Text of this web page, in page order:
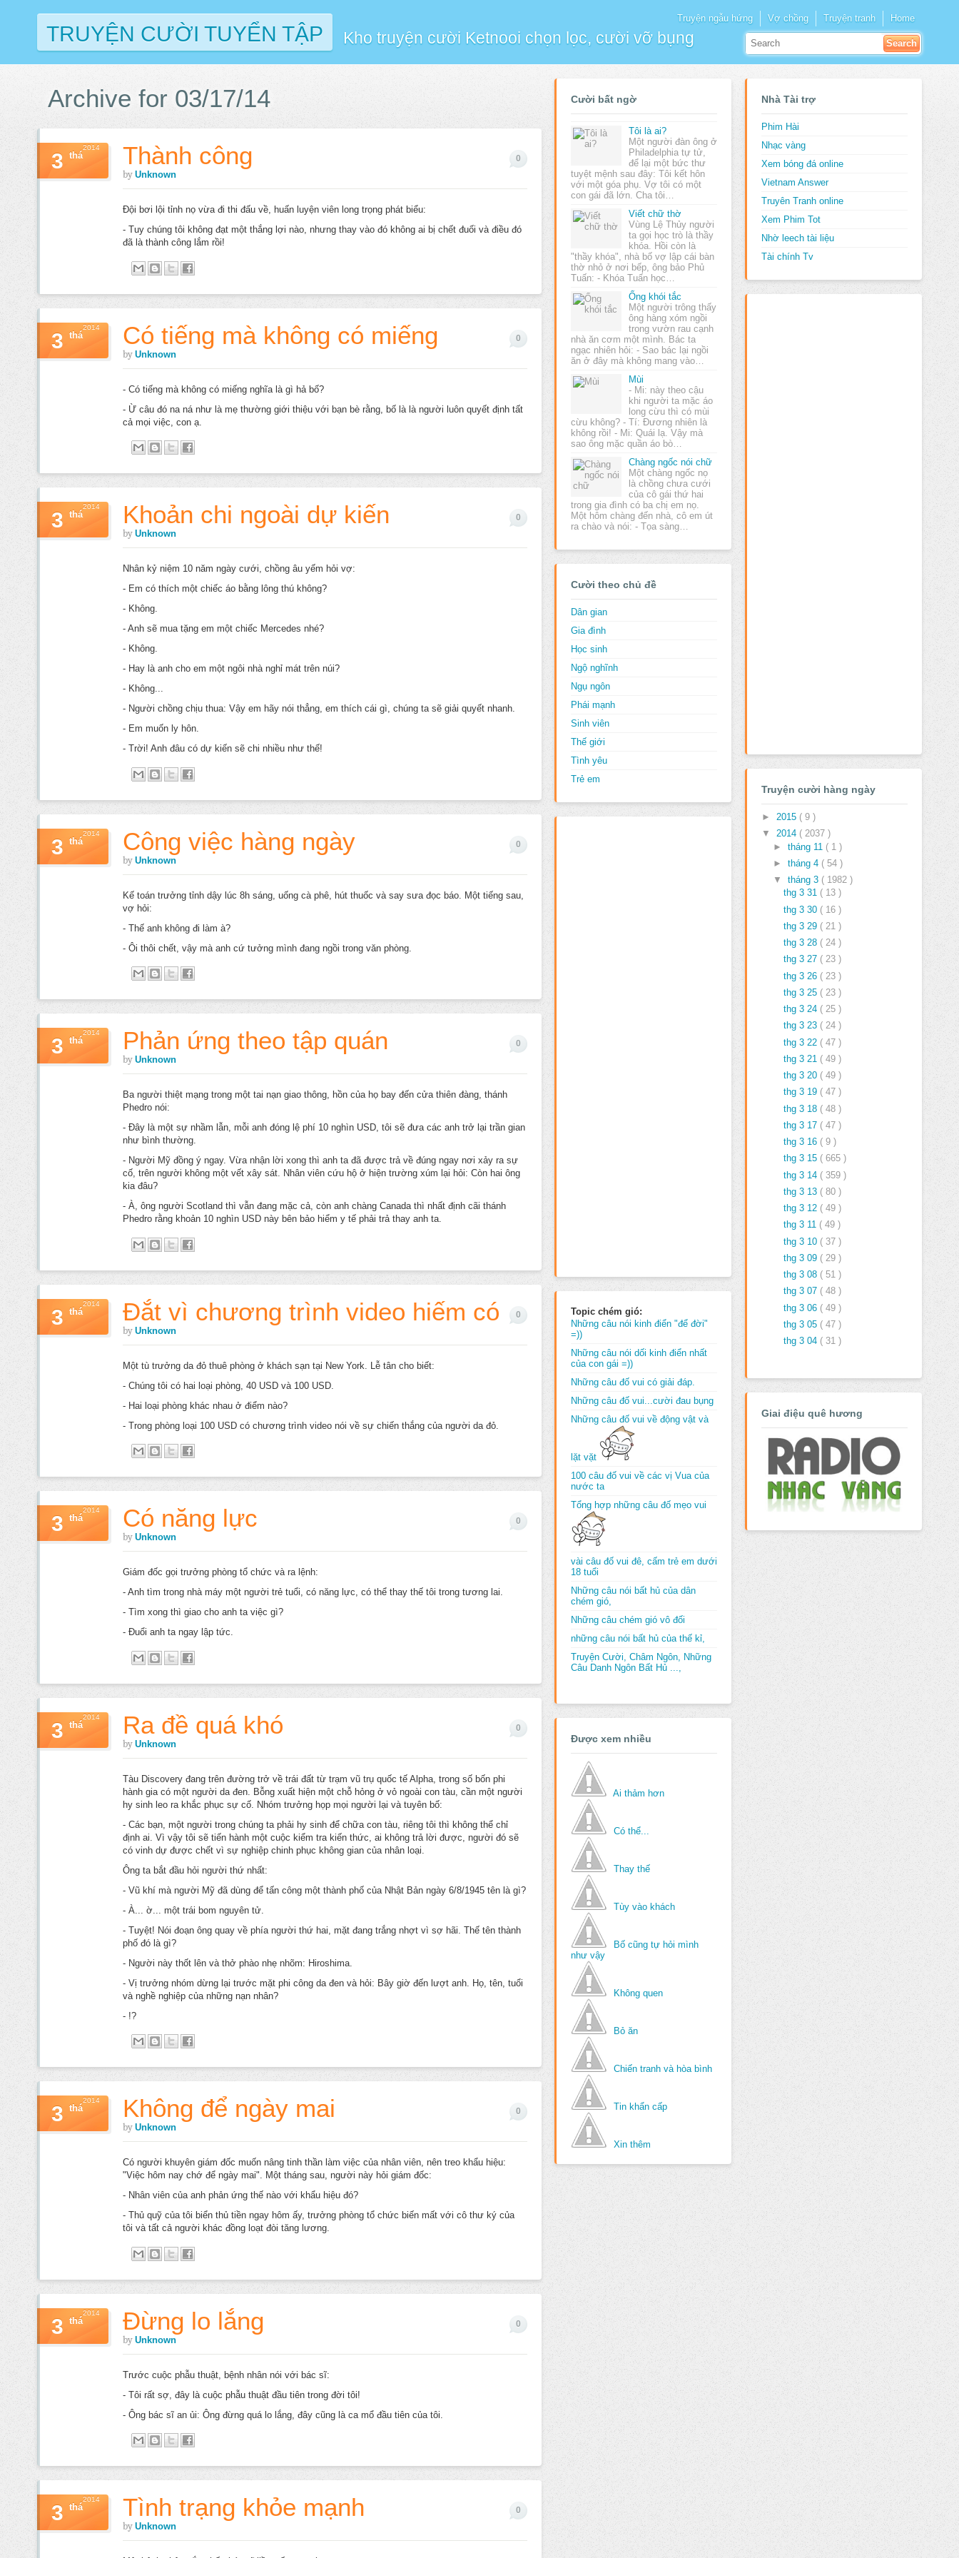
TRUYỆN CƯỜI TUYỂN TẬP Kho truyện cười Ketnooi chọn lọc, cười vỡ bụng
Truyện ngẫu hứng Vợ chồng Truyện tranh Home
Archive for 03/17/14
Thành công
by Unknown
3 thá
2014
0
Đội bơi lội tỉnh nọ vừa đi thi đấu về, huấn luyện viên long trọng phát biểu:
- Tuy chúng tôi không đạt một thắng lợi nào, nhưng thay vào đó không ai bị chết đuối và điều đó
đã là thành công lắm rồi!
Có tiếng mà không có miếng
by Unknown
3 thá
2014
0
- Có tiếng mà không có miếng nghĩa là gì hả bố?
- Ừ câu đó na ná như là mẹ thường giới thiệu với bạn bè rằng, bố là là người luôn quyết định tất
cả mọi việc, con ạ.
Khoản chi ngoài dự kiến
by Unknown
3 thá
2014
0
Nhân kỷ niệm 10 năm ngày cưới, chồng âu yếm hỏi vợ:
- Em có thích một chiếc áo bằng lông thú không?
- Không.
- Anh sẽ mua tặng em một chiếc Mercedes nhé?
- Không.
- Hay là anh cho em một ngôi nhà nghỉ mát trên núi?
- Không...
- Người chồng chịu thua: Vậy em hãy nói thẳng, em thích cái gì, chúng ta sẽ giải quyết nhanh.
- Em muốn ly hôn.
- Trời! Anh đâu có dự kiến sẽ chi nhiều như thế!
Công việc hàng ngày
by Unknown
3 thá
2014
0
Kế toán trưởng tỉnh dậy lúc 8h sáng, uống cà phê, hút thuốc và say sưa đọc báo. Một tiếng sau,
vợ hỏi:
- Thế anh không đi làm à?
- Ôi thôi chết, vậy mà anh cứ tưởng mình đang ngồi trong văn phòng.
Phản ứng theo tập quán
by Unknown
3 thá
2014
0
Ba người thiệt mạng trong một tai nạn giao thông, hồn của họ bay đến cửa thiên đàng, thánh
Phedro nói:
- Đây là một sự nhầm lẫn, mỗi anh đóng lệ phí 10 nghìn USD, tôi sẽ đưa các anh trở lại trần gian
như bình thường.
- Người Mỹ đồng ý ngay. Vừa nhận lời xong thì anh ta đã được trả về đúng ngay nơi xảy ra sự
cố, trên người không một vết xây sát. Nhân viên cứu hộ ở hiện trường xúm lại hỏi: Còn hai ông
kia đâu?
- À, ông người Scotland thì vẫn đang mặc cả, còn anh chàng Canada thì nhất định cãi thánh
Phedro rằng khoản 10 nghìn USD này bên bảo hiểm y tế phải trả thay anh ta.
Đắt vì chương trình video hiếm có
by Unknown
3 thá
2014
0
Một tù trưởng da đỏ thuê phòng ở khách sạn tại New York. Lễ tân cho biết:
- Chúng tôi có hai loại phòng, 40 USD và 100 USD.
- Hai loại phòng khác nhau ở điểm nào?
- Trong phòng loại 100 USD có chương trình video nói về sự chiến thắng của người da đỏ.
Có năng lực
by Unknown
3 thá
2014
0
Giám đốc gọi trưởng phòng tổ chức và ra lệnh:
- Anh tìm trong nhà máy một người trẻ tuổi, có năng lực, có thể thay thế tôi trong tương lai.
- Tìm xong thì giao cho anh ta việc gì?
- Đuổi anh ta ngay lập tức.
Ra đề quá khó
by Unknown
3 thá
2014
0
Tàu Discovery đang trên đường trở về trái đất từ trạm vũ trụ quốc tế Alpha, trong số bốn phi
hành gia có một người da đen. Bỗng xuất hiện một chỗ hỏng ở vỏ ngoài con tàu, cần một người
hy sinh leo ra khắc phục sự cố. Nhóm trưởng họp mọi người lại và tuyên bố:
- Các bạn, một người trong chúng ta phải hy sinh để chữa con tàu, riêng tôi thì không thể chỉ
định ai. Vì vậy tôi sẽ tiến hành một cuộc kiểm tra kiến thức, ai không trả lời được, người đó sẽ
có vinh dự được chết vì sự nghiệp chinh phục không gian của nhân loại.
Ông ta bắt đầu hỏi người thứ nhất:
- Vũ khí mà người Mỹ đã dùng để tấn công một thành phố của Nhật Bản ngày 6/8/1945 tên là gì?
- À... ờ... một trái bom nguyên tử.
- Tuyệt! Nói đoạn ông quay về phía người thứ hai, mặt đang trắng nhợt vì sợ hãi. Thế tên thành
phố đó là gì?
- Người này thốt lên và thở phào nhẹ nhõm: Hiroshima.
- Vị trưởng nhóm dừng lại trước mặt phi công da đen và hỏi: Bây giờ đến lượt anh. Họ, tên, tuổi
và nghề nghiệp của những nạn nhân?
- !?
Không để ngày mai
by Unknown
3 thá
2014
0
Có người khuyên giám đốc muốn nâng tinh thần làm việc của nhân viên, nên treo khẩu hiệu:
"Việc hôm nay chớ để ngày mai". Một tháng sau, người này hỏi giám đốc:
- Nhân viên của anh phản ứng thế nào với khẩu hiệu đó?
- Thủ quỹ của tôi biển thủ tiền ngay hôm ấy, trưởng phòng tổ chức biến mất với cô thư ký của
tôi và tất cả người khác đồng loạt đòi tăng lương.
Đừng lo lắng
by Unknown
3 thá
2014
0
Trước cuộc phẫu thuật, bệnh nhân nói với bác sĩ:
- Tôi rất sợ, đây là cuộc phẫu thuật đầu tiên trong đời tôi!
- Ông bác sĩ an ủi: Ông đừng quá lo lắng, đây cũng là ca mổ đầu tiên của tôi.
Tình trạng khỏe mạnh
by Unknown
3 thá
2014
0
Cười bất ngờ
Tôi là ai?
Một người đàn ông ở
Philadelphia tự tử,
để lại một bức thư
tuyệt mệnh sau đây: Tôi kết hôn
với một góa phụ. Vợ tôi có một
con gái đã lớn. Cha tôi…
Viết chữ thờ
Vùng Lệ Thủy người
ta gọi học trò là thầy
khóa. Hồi còn là
"thầy khóa", nhà bố vợ lập cái bàn
thờ nhỏ ở nơi bếp, ông bảo Phủ
Tuấn: - Khóa Tuấn học…
Ống khói tắc
Một người trông thấy
ông hàng xóm ngồi
trong vườn rau cạnh
nhà ăn cơm một mình. Bác ta
ngạc nhiên hỏi: - Sao bác lại ngồi
ăn ở đây mà không mang vào…
Mùi
- Mi: này theo cậu
khi người ta mặc áo
long cừu thì có mùi
cừu không? - Tí: Đương nhiên là
không rồi! - Mi: Quái lạ. Vậy mà
sao ông mặc quần áo bò…
Chàng ngốc nói chữ
Một chàng ngốc nọ
là chồng chưa cưới
của cô gái thứ hai
trong gia đình có ba chị em nọ.
Một hôm chàng đến nhà, cô em út
ra chào và nói: - Tọa sàng…
Cười theo chủ đề
Dân gian
Gia đình
Học sinh
Ngộ nghĩnh
Ngụ ngôn
Phái mạnh
Sinh viên
Thế giới
Tình yêu
Trẻ em
Topic chém gió:
Những câu nói kinh điển "để đời"
=))
Những câu nói dối kinh điển nhất
của con gái =))
Những câu đố vui có giải đáp.
Những câu đố vui...cười đau bụng
Những câu đố vui về động vật và
lặt vặt
100 câu đố vui về các vị Vua của
nước ta
Tổng hợp những câu đố mẹo vui
vài câu đố vui đê, cấm trẻ em dưới
18 tuổi
Những câu nói bất hủ của dân
chém gió,
Những câu chém gió vô đối
những câu nói bất hủ của thế kỉ,
Truyện Cười, Châm Ngôn, Những
Câu Danh Ngôn Bất Hủ ...,
Được xem nhiều
Ai thảm hơn
Có thể...
Thay thế
Tùy vào khách
Bố cũng tự hỏi mình
như vậy
Không quen
Bỏ ăn
Chiến tranh và hòa bình
Tin khẩn cấp
Xin thêm
Nhà Tài trợ
Phim Hài
Nhạc vàng
Xem bóng đá online
Vietnam Answer
Truyên Tranh online
Xem Phim Tot
Nhờ leech tài liệu
Tài chính Tv
Truyện cười hàng ngày
► 2015 ( 9 )
▼ 2014 ( 2037 )
► tháng 11 ( 1 )
► tháng 4 ( 54 )
▼ tháng 3 ( 1982 )
thg 3 31 ( 13 )
thg 3 30 ( 16 )
thg 3 29 ( 21 )
thg 3 28 ( 24 )
thg 3 27 ( 23 )
thg 3 26 ( 23 )
thg 3 25 ( 23 )
thg 3 24 ( 25 )
thg 3 23 ( 24 )
thg 3 22 ( 47 )
thg 3 21 ( 49 )
thg 3 20 ( 49 )
thg 3 19 ( 47 )
thg 3 18 ( 48 )
thg 3 17 ( 47 )
thg 3 16 ( 9 )
thg 3 15 ( 665 )
thg 3 14 ( 359 )
thg 3 13 ( 80 )
thg 3 12 ( 49 )
thg 3 11 ( 49 )
thg 3 10 ( 37 )
thg 3 09 ( 29 )
thg 3 08 ( 51 )
thg 3 07 ( 48 )
thg 3 06 ( 49 )
thg 3 05 ( 47 )
thg 3 04 ( 31 )
Giai điệu quê hương